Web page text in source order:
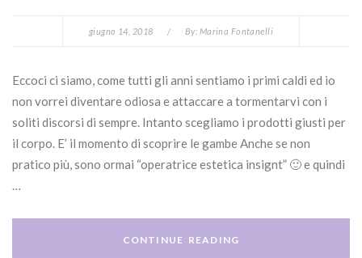
giugno 14, 2018 / By: Marina Fontanelli
Eccoci ci siamo, come tutti gli anni sentiamo i primi caldi ed io
non vorrei diventare odiosa e attaccare a tormentarvi con i
soliti discorsi di sempre. Intanto scegliamo i prodotti giusti per
il corpo. E’ il momento di scoprire le gambe Anche se non
pratico più, sono ormai “operatrice estetica insignt” 🙂 e quindi
…
CONTINUE READING